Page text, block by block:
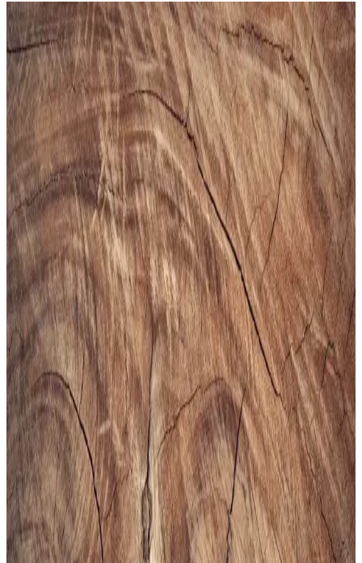
Gezer Yazlık Erkek Terlik: Konfor ve Şıklık Sunan
Hafif ve Dayanıklı Tasarım
Gezer Yazlık Erkek Terlik, hafif, şık ve dayanıklı malzemeleriyle
günlük kullanımda konfor sağlar, sade tasarımıyla farklı tarzlara
uyum sağlar.
Puma Shuffle 309668-25 Erkek Günlük ve Spor
Kullanımına Uygun Ayakkabı
Puma Shuffle 309668-25, hafif yastıklama ve dayanıklı taban
özellikleriyle günlük ve spor aktivitelerinde konfor sağlar, şık ve
pratik tasarımıyla öne çıkar.
Slazenger MAROON I Büyük Beden Erkek Spor
Ayakkabı Dayanıklılık ve Şıklık Sunar
Slazenger MAROON I büyük beden erkek sneaker, şık tasarımı ve
dayanıklı malzemeleriyle günlük kullanım ve hafif aktiviteler için
ideal, rahat ve uzun ömürlü bir spor ayakkabısıdır.
Erkekler İçin Fonksiyonel ve Kompakt Sling ve
Çapraz Çanta Modelleri ve Seçim Kriterleri
Erkekler için telefon, cüzdan ve eşyaları rahat taşıyan fonksiyonel
sling ve çapraz çantalar, farklı markalar ve modellerle kullanım
kolaylığı sunuyor. Seçim kriterleri detaylıca inceleniyor.
Altınyılz<dı>z Classics Erkek Lacivert Rugan
Kemer İnceleme ve Detaylar
Altınyılz<dı>z Classics'in lacivert rugan erkek kemeri, şık tasarımı
ve yüksek kaliteli yüzeyiyle öne çıkar. Parlak yüzeyi ve modern
görünümüyle resmi ve özel günlerde tercih edilir, dikkat çekici bir
aksesuar sunar.